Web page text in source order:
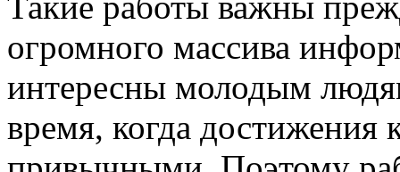
огромного массива
интересны молодым
время, когда достижения